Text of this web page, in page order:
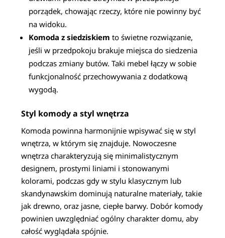
porządek, chowając rzeczy, które nie powinny być
na widoku.
Komoda z siedziskiem to świetne rozwiązanie,
jeśli w przedpokoju brakuje miejsca do siedzenia
podczas zmiany butów. Taki mebel łączy w sobie
funkcjonalność przechowywania z dodatkową
wygodą.
Styl komody a styl wnętrza
Komoda powinna harmonijnie wpisywać się w styl
wnętrza, w którym się znajduje. Nowoczesne
wnętrza charakteryzują się minimalistycznym
designem, prostymi liniami i stonowanymi
kolorami, podczas gdy w stylu klasycznym lub
skandynawskim dominują naturalne materiały, takie
jak drewno, oraz jasne, ciepłe barwy. Dobór komody
powinien uwzględniać ogólny charakter domu, aby
całość wyglądała spójnie.